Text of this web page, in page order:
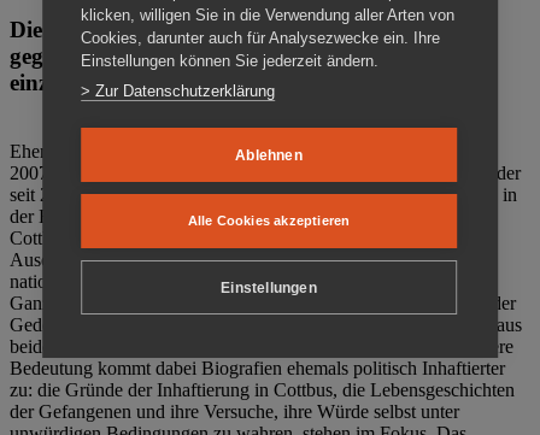
Die Gedenkstätte Zuchthaus Cottbus ist ein Ort
gegen das Vergessen. Anschaulich, nah und
einzigartig.
Ehemalige politische Häftlinge der DDR gründeten im Oktober
2007 den Verein Menschenrechtszentrum Cottbus e. V. (MRZ), der
seit 2011 Eigentümer des ehemaligen Gefängnisses (1860-2002) in
der Bautzener Straße und Träger der Gedenkstätte Zuchthaus
Cottbus ist. Im Zentrum der Arbeit der Gedenkstätte steht die
Auseinandersetzung mit politischem Unrecht während der
nationalsozialistischen Terrorherrschaft und der SED-Diktatur.
Ganzjährig zeigen mehrere Dauer- und Sonderausstellungen in der
Gedenkstätte Zuchthaus Cottbus Beispiele politischen Unrechts aus
beiden deutschen Diktaturen des 20. Jahrhunderts. Eine besondere
Bedeutung kommt dabei Biografien ehemals politisch Inhaftierter
zu: die Gründe der Inhaftierung in Cottbus, die Lebensgeschichten
der Gefangenen und ihre Versuche, ihre Würde selbst unter
klicken, willigen Sie in die Verwendung aller Arten von
Cookies, darunter auch für Analysezwecke ein. Ihre
Einstellungen können Sie jederzeit ändern.
> Zur Datenschutzerklärung
Ablehnen
Alle Cookies akzeptieren
Einstellungen